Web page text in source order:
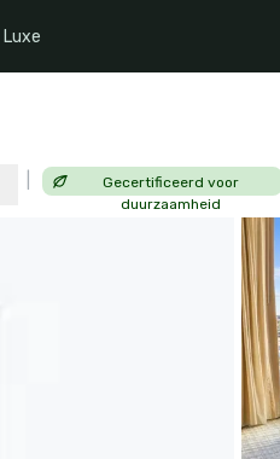
Luxe
Gecertificeerd voor
duurzaamheid